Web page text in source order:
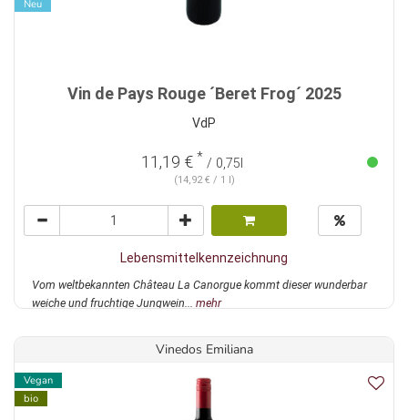
Neu
Vin de Pays Rouge ´Beret Frog´ 2025
VdP
11,19 € * / 0,75l
(14,92 € / 1 l)
Lebensmittelkennzeichnung
Vom weltbekannten Château La Canorgue kommt dieser wunderbar
weiche und fruchtige Jungwein... mehr
Vinedos Emiliana
Vegan
bio